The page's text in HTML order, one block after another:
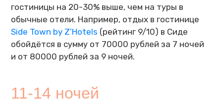
гостиницы на 20-30% выше, чем на туры в
обычные отели. Например, отдых в гостинице
Side Town by Z’Hotels (рейтинг 9/10) в Сиде
обойдётся в сумму от 70000 рублей за 7 ночей
и от 80000 рублей за 9 ночей.
11-14 ночей